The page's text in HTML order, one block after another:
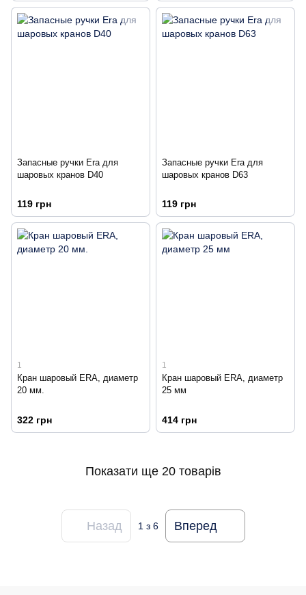
Запасные ручки Era для
шаровых кранов D40
119 грн
Запасные ручки Era для
шаровых кранов D63
119 грн
1
Кран шаровый ERA, диаметр
20 мм.
322 грн
1
Кран шаровый ERA, диаметр
25 мм
414 грн
Показати ще 20 товарів
Назад 1 з 6 Вперед